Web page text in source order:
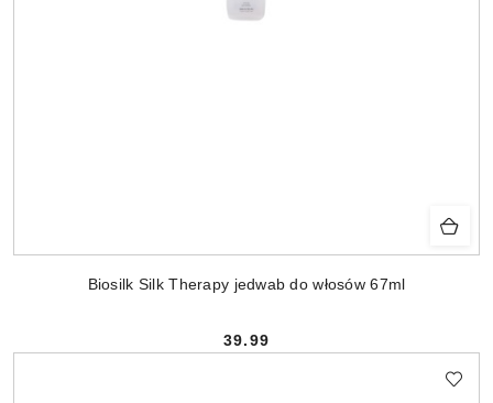
Biosilk Silk Therapy jedwab do włosów 67ml
Cena:
39.99